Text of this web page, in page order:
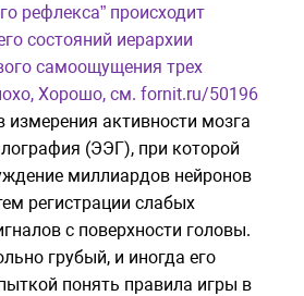
рефлекса” происходит
состояний иерархии
самоощущения трех
Хорошо, см. fornit.ru/50196
измерения активности мозга
(ЭЭГ), при которой
миллиардов нейронов
регистрации слабых
с поверхности головы.
грубый, и иногда его
понять правила игры в